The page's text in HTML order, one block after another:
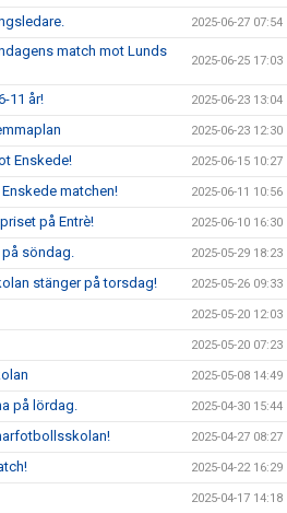
2025-06-27 07:54
match mot Lunds
2025-06-25 17:03
11 år! 2025-06-23 13:04
2025-06-23 12:30
Enskede! 2025-06-15 10:27
matchen! 2025-06-11 10:56
på Entrè! 2025-06-10 16:30
på söndag. 2025-05-29 18:23
stänger på torsdag! 2025-05-26 09:33
2025-05-20 12:03
2025-05-20 07:23
2025-05-08 14:49
på lördag. 2025-04-30 15:44
2025-04-27 08:27
2025-04-22 16:29
2025-04-17 14:18